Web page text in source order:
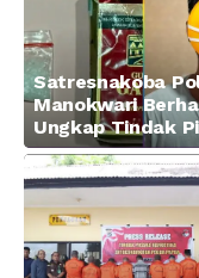
Satresnakoba
Manokwari
Ungkap Tindak
Narkotika
Jenis Sabu di
Swapen
Manokwari